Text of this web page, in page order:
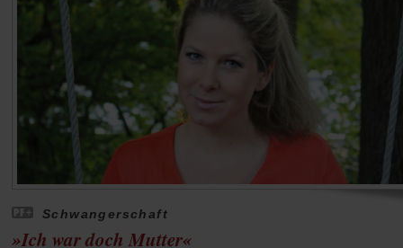
Schwangerschaft
»Ich war doch Mutter«